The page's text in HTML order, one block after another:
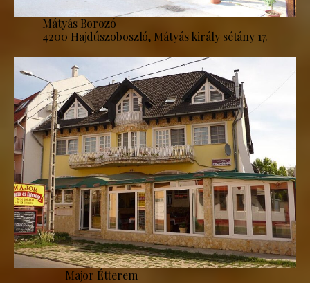
Mátyás Borozó
4200 Hajdúszoboszló, Mátyás király sétány 17.
Major Étterem